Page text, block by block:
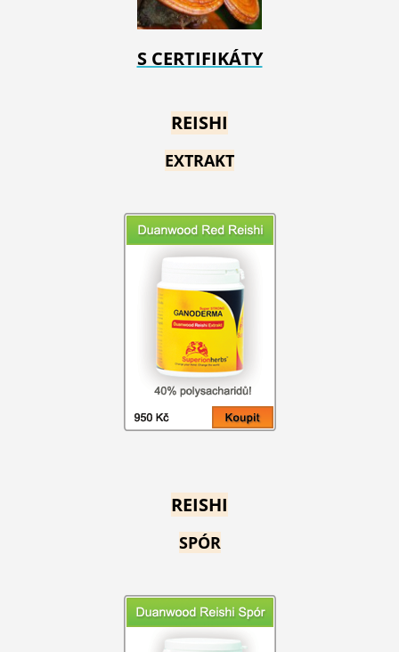
S CERTIFIKÁTY
REISHI
EXTRAKT
REISHI
SPÓR